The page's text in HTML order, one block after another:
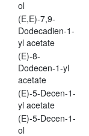
ol
(E,E)-7,9-
Dodecadien-1-
yl acetate
(E)-8-
Dodecen-1-yl
acetate
(E)-5-Decen-1-
yl acetate
(E)-5-Decen-1-
ol